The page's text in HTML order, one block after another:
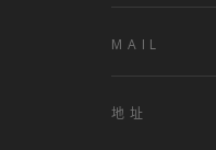
MAIL
地址